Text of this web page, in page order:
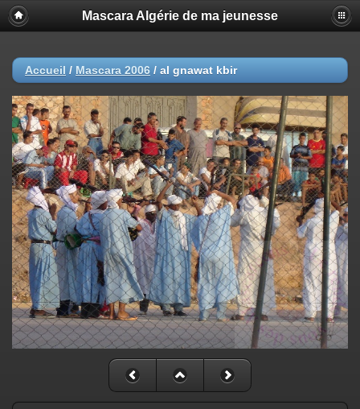
Mascara Algérie de ma jeunesse
Accueil / Mascara 2006 / al gnawat kbir